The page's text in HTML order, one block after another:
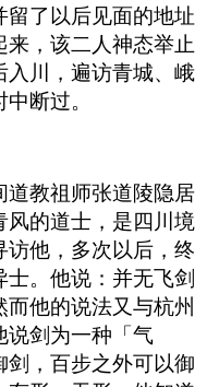
了以后见面的地址
，该二人神态举止
入川，遍访青城、峨
断过。
道教祖师张道陵隐居
风的道士，是四川境
访他，多次以后，终
。他说：并无飞剑
他的说法又与杭州
说剑为一种「气
，百步之外可以御